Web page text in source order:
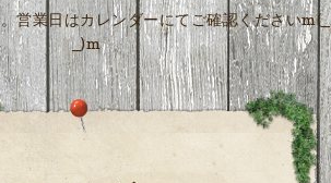
営業日はカレンダーにてご確認くださいm(_
_)m